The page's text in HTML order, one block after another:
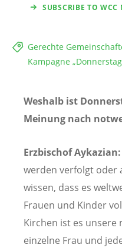
SUBSCRIBE TO WCC
Gerechte
Kampagne
Weshalb ist
Meinung nach
Erzbischof Aykazian:
werden verfolgt oder
wissen, dass es
Frauen und Kinder
Kirchen ist es unsere
einzelne Frau und